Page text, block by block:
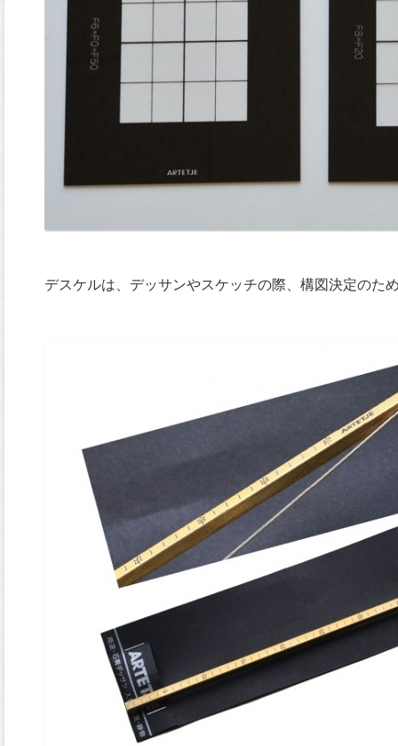
デスケルは、デッサンやスケッチの際、構図決定のた